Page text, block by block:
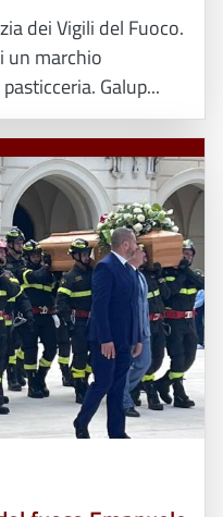
dei Vigili del Fuoco.
un marchio
Galup...